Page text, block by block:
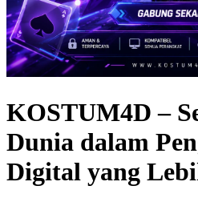
KOSTUM4D –
Dunia dalam
Digital yang